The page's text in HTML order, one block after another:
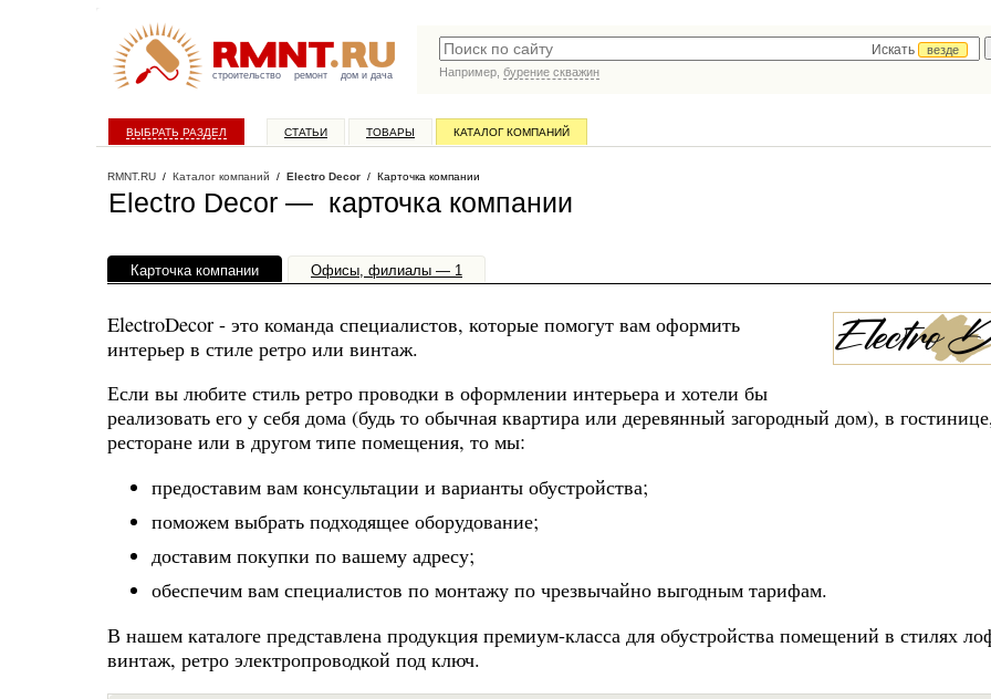
строительство ремонт дом и дача
Искать
везде
Например, бурение скважин
ВЫБРАТЬ РАЗДЕЛ СТАТЬИ ТОВАРЫ КАТАЛОГ КОМПАНИЙ
RMNT.RU / Каталог компаний / Electro Decor / Карточка компании
Electro Decor — карточка компании
Карточка компании Офисы, филиалы — 1
ElectroDecor - это команда специалистов, которые помогут вам оформить
интерьер в стиле ретро или винтаж.
Если вы любите стиль ретро проводки в оформлении интерьера и хотели бы
реализовать его у себя дома (будь то обычная квартира или деревянный загородный дом), в
ресторане или в другом типе помещения, то мы:
предоставим вам консультации и варианты обустройства;
поможем выбрать подходящее оборудование;
доставим покупки по вашему адресу;
обеспечим вам специалистов по монтажу по чрезвычайно выгодным тарифам.
В нашем каталоге представлена продукция премиум-класса для обустройства помещений в стилях
винтаж, ретро электропроводкой под ключ.